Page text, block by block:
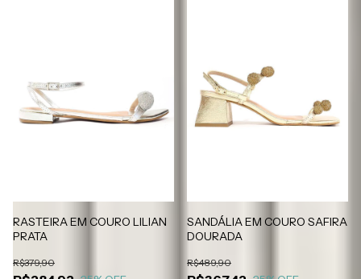
RASTEIRA EM COURO LILIAN
PRATA
R$379,90
SANDÁLIA EM COURO SAFIRA
DOURADA
R$489,90